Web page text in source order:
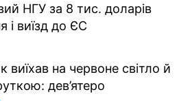
НГУ за 8 тис. доларів
і виїзд до ЄС
виїхав на червоне світло й
дев’ятеро